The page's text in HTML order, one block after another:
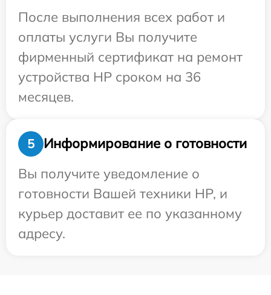
После выполнения всех работ и
оплаты услуги Вы получите
фирменный сертификат на ремонт
устройства HP сроком на 36
месяцев.
5
Информирование о готовности
Вы получите уведомление о
готовности Вашей техники HP, и
курьер доставит ее по указанному
адресу.